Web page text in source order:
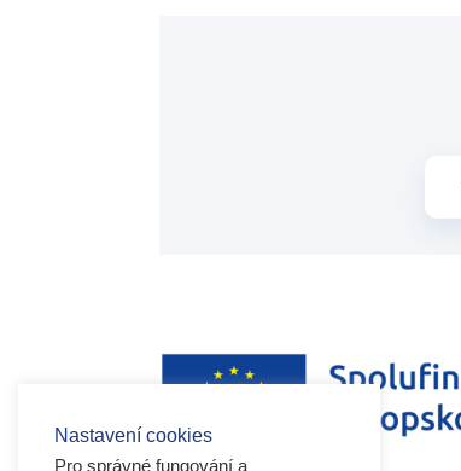
Nastavení cookies
Pro správné fungování a